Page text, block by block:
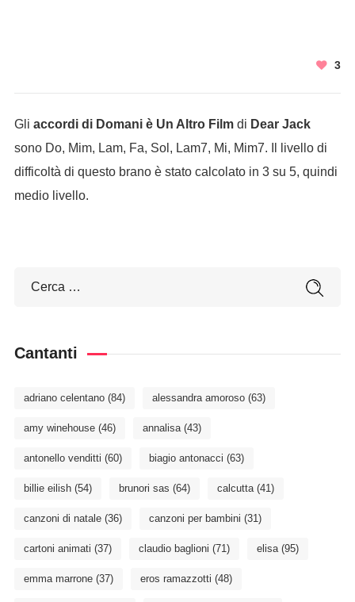
3
Gli accordi di Domani è Un Altro Filmdi Dear Jack
sono Do, Mim, Lam, Fa, Sol, Lam7, Mi, Mim7. Il livello di
difficoltà di questo brano è stato calcolato in 3 su 5, quindi
medio livello.
Cantanti
adriano celentano(84) alessandra amoroso(63)
amy winehouse(46) annalisa(43)
antonello venditti (60) biagio antonacci (63)
billie eilish(54) brunori sas (64) calcutta(41)
canzoni di natale(36) canzoni per bambini (31)
cartoni animati (37) claudio baglioni (71) elisa(95)
emma marrone(37) eros ramazzotti (48)